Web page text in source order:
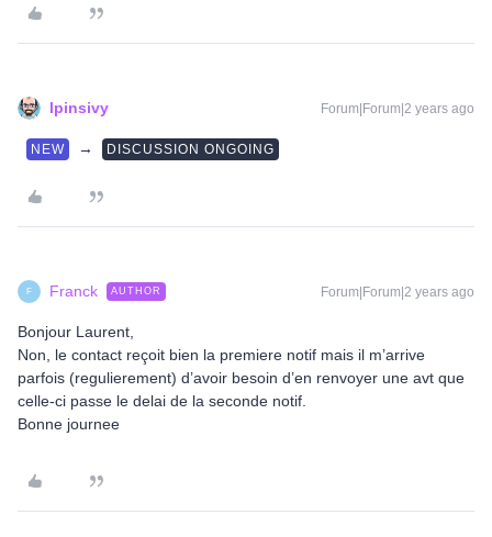
lpinsivy Forum|Forum|2 years ago
NEW → DISCUSSION ONGOING
F Franck AUTHOR Forum|Forum|2 years ago
Bonjour Laurent,
Non, le contact reçoit bien la premiere notif mais il m’arrive
parfois (regulierement) d’avoir besoin d’en renvoyer une avt que
celle-ci passe le delai de la seconde notif.
Bonne journee